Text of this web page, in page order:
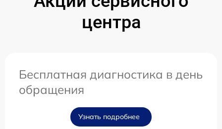
центра
Бесплатная диагностика в день
обращения
Узнать подробнее